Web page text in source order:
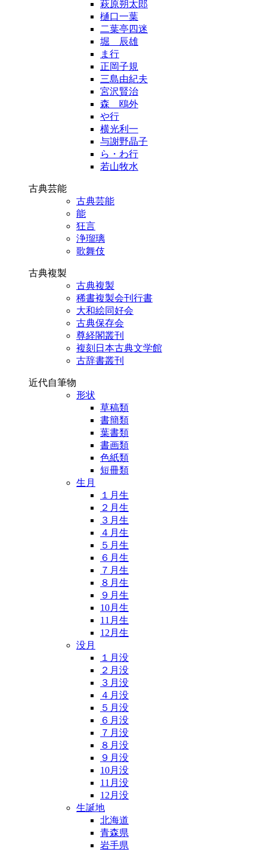
萩原朔太郎
樋口一葉
二葉亭四迷
堀 辰雄
ま行
正岡子規
三島由紀夫
宮沢賢治
森 鴎外
や行
横光利一
与謝野晶子
ら・わ行
若山牧水
古典芸能
古典芸能
能
狂言
浄瑠璃
歌舞伎
古典複製
古典複製
稀書複製会刊行書
大和絵同好会
古典保存会
尊経閣叢刊
複刻日本古典文学館
古辞書叢刊
近代自筆物
形状
草稿類
書簡類
葉書類
書画類
色紙類
短冊類
生月
１月生
２月生
３月生
４月生
５月生
６月生
７月生
８月生
９月生
10月生
11月生
12月生
没月
１月没
２月没
３月没
４月没
５月没
６月没
７月没
８月没
９月没
10月没
11月没
12月没
生誕地
北海道
青森県
岩手県